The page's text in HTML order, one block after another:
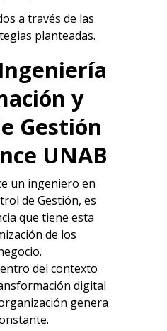
a través de las
planteadas.
y
Gestión
UNAB
un ingeniero en
de Gestión, es
que tiene esta
de los
del contexto
digital
genera